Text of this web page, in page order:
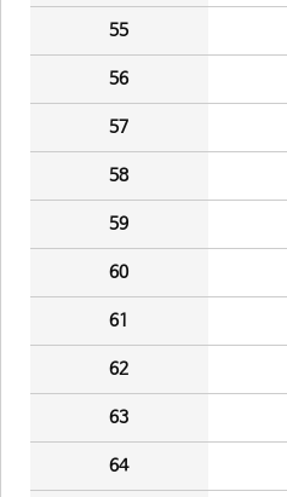
55
56
57
58
59
60
61
62
63
64